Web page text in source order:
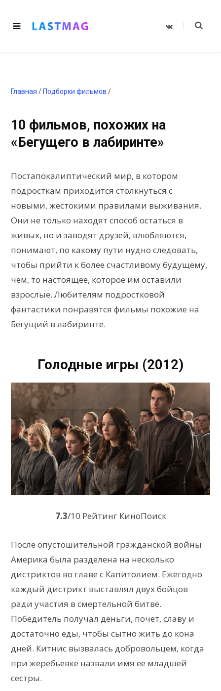
V
Главная / Подборки фильмов /
10 фильмов, похожих на
«Бегущего в лабиринте»
Постапокалиптический мир, в котором
подросткам приходится столкнуться с
новыми, жестокими правилами выживания.
Они не только находят способ остаться в
живых, но и заводят друзей, влюбляются,
понимают, по какому пути нудно следовать,
чтобы прийти к более счастливому будущему,
чем, то настоящее, которое им оставили
взрослые. Любителям подростковой
фантастики понравятся фильмы похожие на
Бегущий в лабиринте.
Голодные игры (2012)
7.3/10 Рейтинг КиноПоиск
После опустошительной гражданской войны
Америка была разделена на несколько
дистриктов во главе с Капитолием. Ежегодно
каждый дистрикт выставлял двух бойцов
ради участия в смертельной битве.
Победитель получал деньги, почет, славу и
достаточно еды, чтобы сытно жить до кона
дней. Китнис вызвалась добровольцем, когда
при жеребьевке назвали имя ее младшей
сестры.